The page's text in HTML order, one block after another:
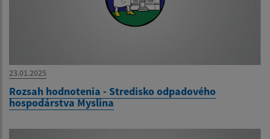
23.01.2025
Rozsah hodnotenia - Stredisko odpadového
hospodárstva Myslina